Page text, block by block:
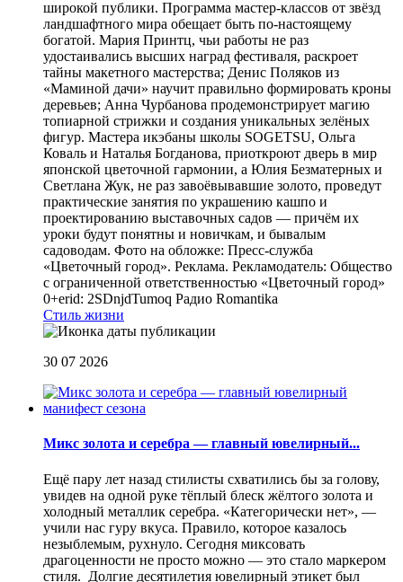
широкой публики. Программа мастер-классов от звёзд
ландшафтного мира обещает быть по-настоящему
богатой. Мария Принтц, чьи работы не раз
удостаивались высших наград фестиваля, раскроет
тайны макетного мастерства; Денис Поляков из
«Маминой дачи» научит правильно формировать кроны
деревьев; Анна Чурбанова продемонстрирует магию
топиарной стрижки и создания уникальных зелёных
фигур. Мастера икэбаны школы SOGETSU, Ольга
Коваль и Наталья Богданова, приоткроют дверь в мир
японской цветочной гармонии, а Юлия Безматерных и
Светлана Жук, не раз завоёвывавшие золото, проведут
практические занятия по украшению кашпо и
проектированию выставочных садов — причём их
уроки будут понятны и новичкам, и бывалым
садоводам. Фото на обложке: Пресс-служба
«Цветочный город». Реклама. Рекламодатель: Общество
с ограниченной ответственностью «Цветочный город»
0+erid: 2SDnjdTumoq Радио Romantika
Стиль жизни
30 07 2026
Микс золота и серебра — главный ювелирный...
Ещё пару лет назад стилисты схватились бы за голову,
увидев на одной руке тёплый блеск жёлтого золота и
холодный металлик серебра. «Категорически нет», —
учили нас гуру вкуса. Правило, которое казалось
незыблемым, рухнуло. Сегодня миксовать
драгоценности не просто можно — это стало маркером
стиля. Долгие десятилетия ювелирный этикет был